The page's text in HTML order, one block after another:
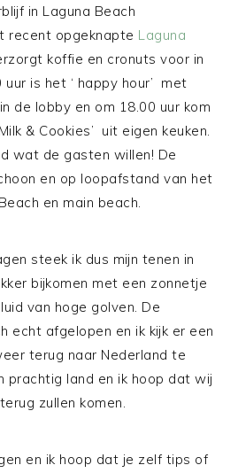
in Laguna Beach
recent opgeknapte Laguna
koffie en cronuts voor in
is het ‘ happy hour’ met
de lobby en om 18.00 uur kom
& Cookies’ uit eigen keuken.
wat de gasten willen! De
en op loopafstand van het
en main beach.
steek ik dus mijn tenen in
bijkomen met een zonnetje
van hoge golven. De
echt afgelopen en ik kijk er een
terug naar Nederland te
prachtig land en ik hoop dat wij
zullen komen.
en ik hoop dat je zelf tips of